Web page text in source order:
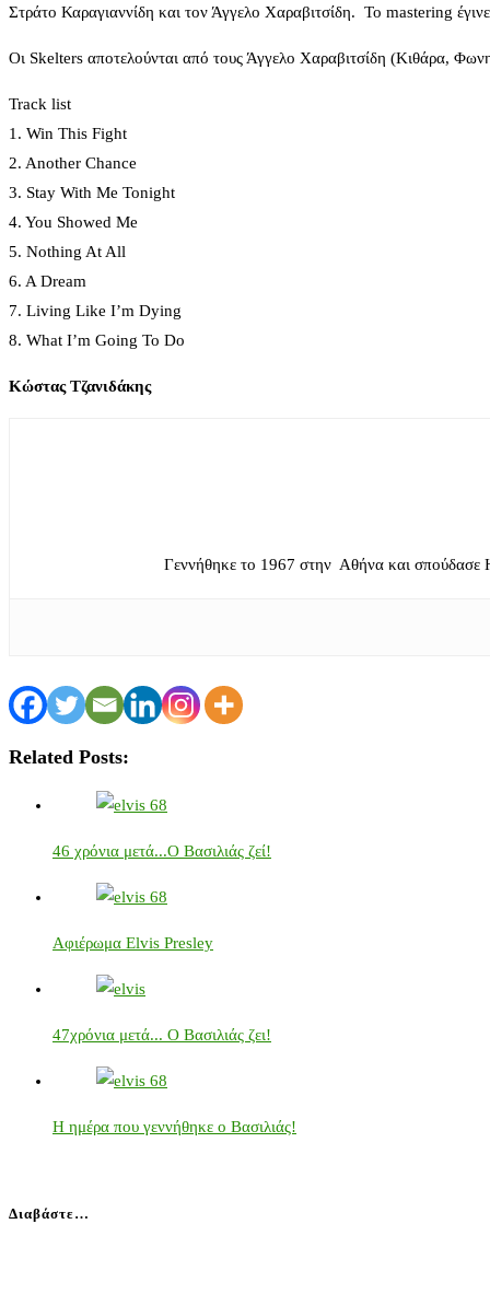
Στράτο Καραγιαννίδη και τον Άγγελο Χαραβιτσίδη. Το mastering
Οι Skelters αποτελούνται από τους Άγγελο Χαραβιτσίδη (Κιθάρα,
Track list
1. Win This Fight
2. Another Chance
3. Stay With Me Tonight
4. You Showed Me
5. Nothing At All
6. A Dream
7. Living Like I’m Dying
8. What I’m Going To Do
Κώστας Τζανιδάκης
Γεννήθηκε το 1967 στην Αθήνα και σπούδασε
Related Posts:
46 χρόνια μετά...Ο Βασιλιάς ζεί!
Αφιέρωμα Elvis Presley
47χρόνια μετά... Ο Βασιλιάς ζει!
Η ημέρα που γεννήθηκε ο Βασιλιάς!
Διαβάστε…